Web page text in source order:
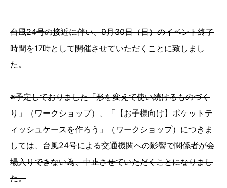
台風24号の接近に伴い、9月30日（日）のイベント終了
時間を17時として開催させていただくことに致しまし
た。
※予定しておりました「形を変えて使い続けるものづく
り」（ワークショップ）、「【お子様向け】ポケットテ
ィッシュケースを作ろう」（ワークショップ）につきま
しては、台風24号による交通機関への影響で関係者が会
場入りできない為、中止させていただくことになりまし
た。